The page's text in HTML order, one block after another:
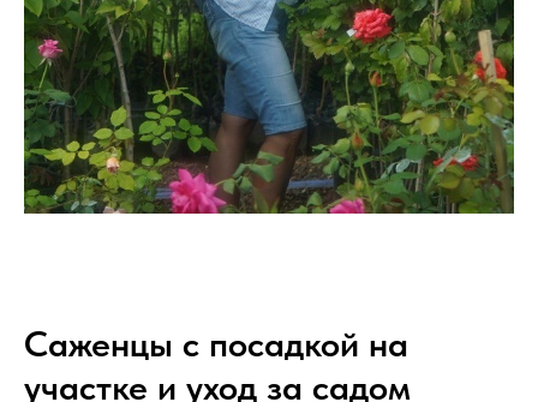
Саженцы с посадкой на
участке и уход за садом